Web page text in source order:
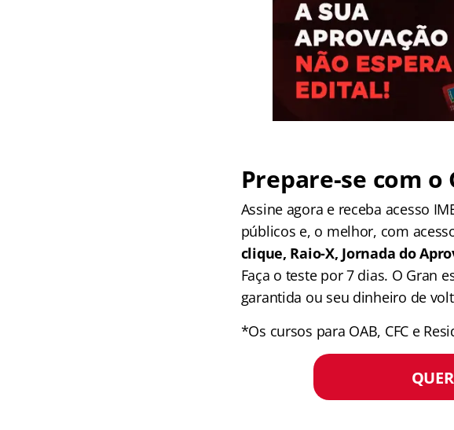
Prepare-se com
Assine agora e receba acesso
públicos e, o melhor, com
clique, Raio-X, Jornada do
Faça o teste por 7 dias. O Gran
garantida ou seu dinheiro de
*Os cursos para OAB, CFC e